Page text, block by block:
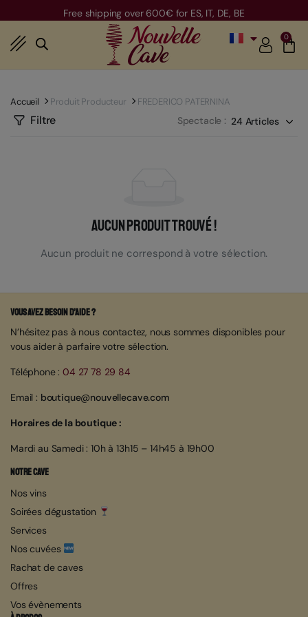
Free shipping over 600€ for ES, IT, DE, BE
0
Accueil Produit Producteur FREDERICO PATERNINA
Filtre Spectacle :
Aucun produit trouvé !
Aucun produit ne correspond à votre sélection.
Vous avez besoin d’aide ?
N’hésitez pas à nous contactez, nous sommes disponibles pour
vous aider à parfaire votre sélection.
Téléphone :04 27 78 29 84
Email : boutique@nouvellecave.com
Horaires de la boutique :
Mardi au Samedi : 10h à 13h15 – 14h45 à 19h00
Notre cave
Nos vins
Soirées dégustation
Services
Nos cuvées
Rachat de caves
Offres
Vos évènements